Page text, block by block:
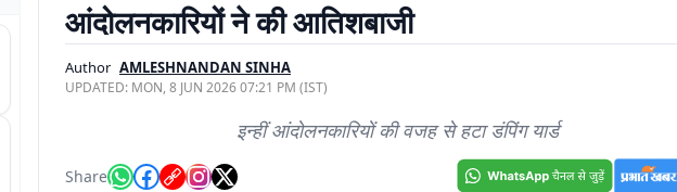
आंदोलनकारियों ने की आतिशबाजी
Author AMLESHNANDAN SINHA
UPDATED: MON, 8 JUN 2026 07:21 PM (IST)
इन्हीं आंदोलनकारियों की वजह से हटा डंपिंग यार्ड
Share